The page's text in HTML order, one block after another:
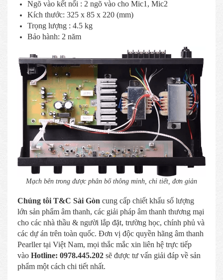
Ngõ vào kết nối : 2 ngõ vào cho Mic1, Mic2
Kích thước: 325 x 85 x 220 (mm)
Trọng lượng : 4.5 kg
Bảo hành: 2 năm
Mạch bên trong được phân bố thông minh, chi tiết, đơn giản
Chúng tôi T&C Sài Gòn cung cấp chiết khấu số lượng
lớn sản phẩm âm thanh, các giải pháp âm thanh thương mại
cho các nhà thầu & người lắp đặt, trường học, chính phủ và
các dự án trên toàn quốc. Đơn vị độc quyền hãng âm thanh
Pearller tại Việt Nam, mọi thắc mắc xin liên hệ trực tiếp
vào Hotline: 0978.445.202 sẽ được tư vấn giải đáp về sản
phẩm một cách chi tiết nhất.